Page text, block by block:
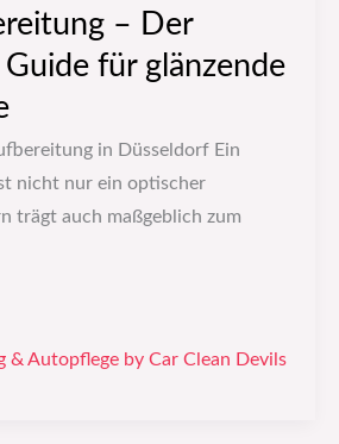
– Der
für glänzende
in Düsseldorf Ein
nicht nur ein optischer
trägt auch maßgeblich zum
& Autopflege by Car Clean Devils